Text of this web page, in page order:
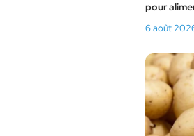
pour
6 août